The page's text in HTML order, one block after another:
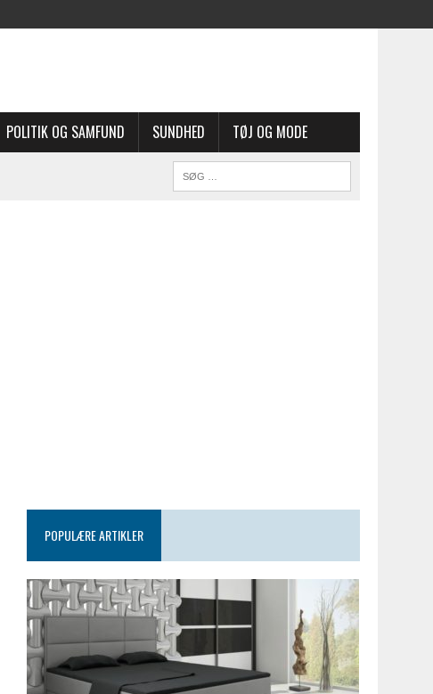
POLITIK OG SAMFUND SUNDHED TØJ OG MODE
POPULÆRE ARTIKLER